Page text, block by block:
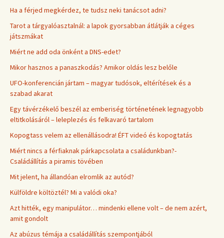
Ha a férjed megkérdez, te tudsz neki tanácsot adni?
Tarot a tárgyalóasztalnál: a lapok gyorsabban átlátják a céges
játszmákat
Miért ne add oda önként a DNS-edet?
Mikor hasznos a panaszkodás? Amikor oldás lesz belőle
UFO-konferencián jártam – magyar tudósok, eltérítések és a
szabad akarat
Egy távérzékelő beszél az emberiség történetének legnagyobb
eltitkolásáról – leleplezés és felkavaró tartalom
Kopogtass velem az ellenállásodra! ÉFT videó és kopogtatás
Miért nincs a férfiaknak párkapcsolata a családunkban?-
Családállítás a piramis tövében
Mit jelent, ha állandóan elromlik az autód?
Külföldre költöztél? Mi a valódi oka?
Azt hitték, egy manipulátor… mindenki ellene volt – de nem azért,
amit gondolt
Az abúzus témája a családállítás szempontjából